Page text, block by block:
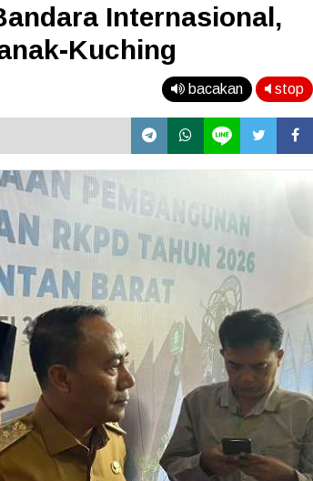
Internasional,
Kuching
bacakan stop